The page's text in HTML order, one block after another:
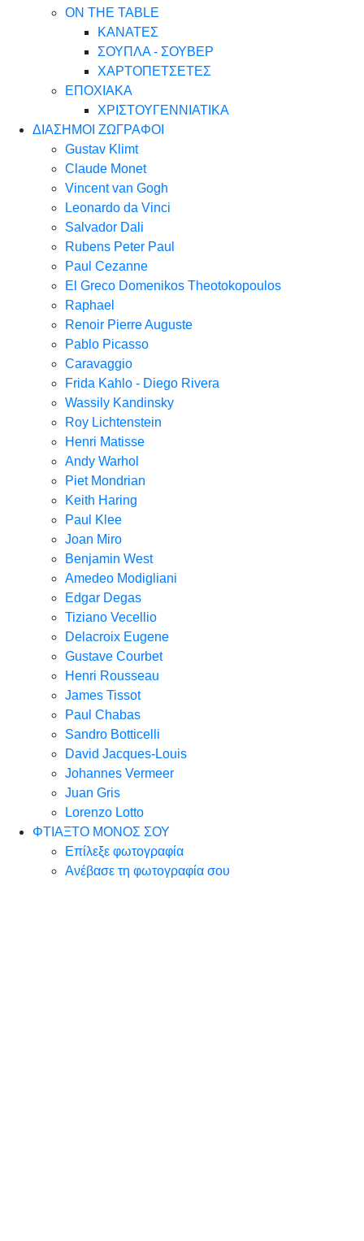
ON THE TABLE
ΚΑΝΑΤΕΣ
ΣΟΥΠΛΑ - ΣΟΥΒΕΡ
ΧΑΡΤΟΠΕΤΣΕΤΕΣ
ΕΠΟΧΙΑΚΑ
ΧΡΙΣΤΟΥΓΕΝΝΙΑΤΙΚΑ
ΔΙΑΣΗΜΟΙ ΖΩΓΡΑΦΟΙ
Gustav Klimt
Claude Monet
Vincent van Gogh
Leonardo da Vinci
Salvador Dali
Rubens Peter Paul
Paul Cezanne
El Greco Domenikos Theotokopoulos
Raphael
Renoir Pierre Auguste
Pablo Picasso
Caravaggio
Frida Kahlo - Diego Rivera
Wassily Kandinsky
Roy Lichtenstein
Henri Matisse
Andy Warhol
Piet Mondrian
Keith Haring
Paul Klee
Joan Miro
Benjamin West
Amedeo Modigliani
Edgar Degas
Tiziano Vecellio
Delacroix Eugene
Gustave Courbet
Henri Rousseau
James Tissot
Paul Chabas
Sandro Botticelli
David Jacques-Louis
Johannes Vermeer
Juan Gris
Lorenzo Lotto
ΦΤΙΑΞΤΟ ΜΟΝΟΣ ΣΟΥ
Επίλεξε φωτογραφία
Ανέβασε τη φωτογραφία σου